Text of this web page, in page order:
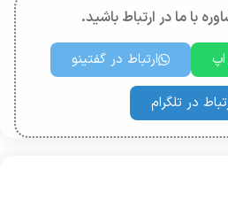
با ما در ارتباط باشید.
ارتباط در گفتینو
در تلگرام